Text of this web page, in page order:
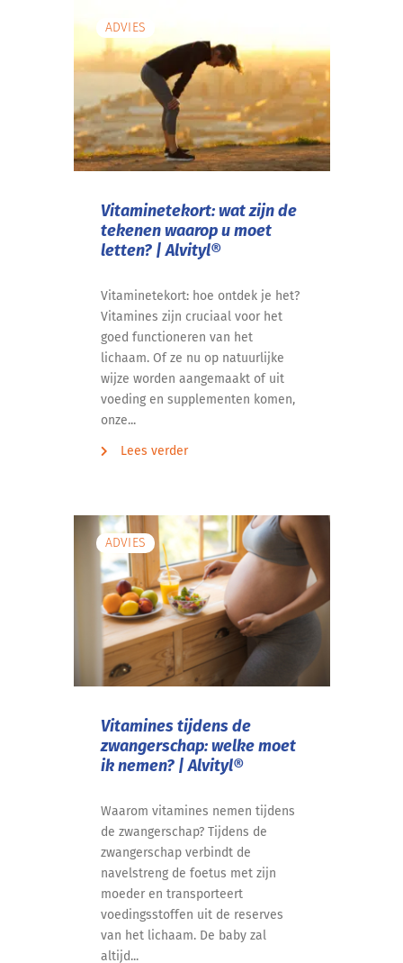
ADVIES
Vitaminetekort: wat zijn de
tekenen waarop u moet
letten? | Alvityl®
Vitaminetekort: hoe ontdek je het?
Vitamines zijn cruciaal voor het
goed functioneren van het
lichaam. Of ze nu op natuurlijke
wijze worden aangemaakt of uit
voeding en supplementen komen,
onze...
Lees verder
ADVIES
Vitamines tijdens de
zwangerschap: welke moet
ik nemen? | Alvityl®
Waarom vitamines nemen tijdens
de zwangerschap? Tijdens de
zwangerschap verbindt de
navelstreng de foetus met zijn
moeder en transporteert
voedingsstoffen uit de reserves
van het lichaam. De baby zal
altijd...